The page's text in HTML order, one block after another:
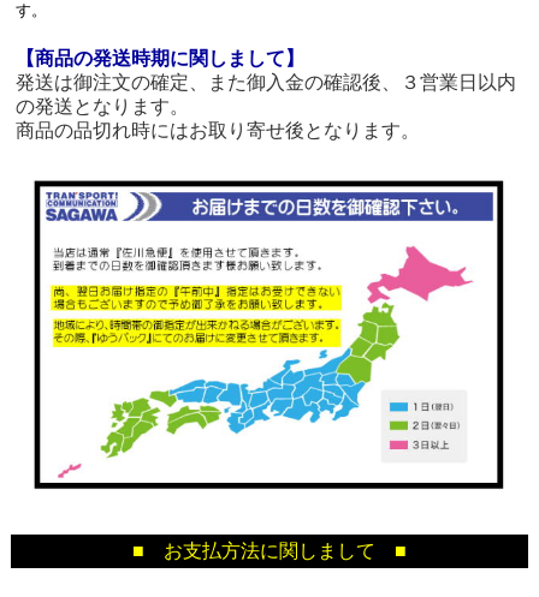
す。
【商品の発送時期に関しまして】
発送は御注文の確定、また御入金の確認後、３営業日以内
の発送となります。
商品の品切れ時にはお取り寄せ後となります。
■ お支払方法に関しまして ■